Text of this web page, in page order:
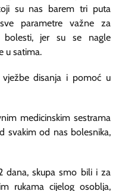
su nas barem tri puta
parametre važne za
jer su se nagle
u satima.
disanja i pomoć u
medicinskim sestrama
svakim od nas bolesnika,
dana, skupa smo bili i za
rukama cijelog osoblja,